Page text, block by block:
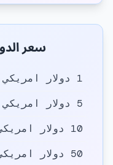
سعر
1 دولار امريكي
5 دولار امريكي
10 دولار امريكي
50 دولار امريكي